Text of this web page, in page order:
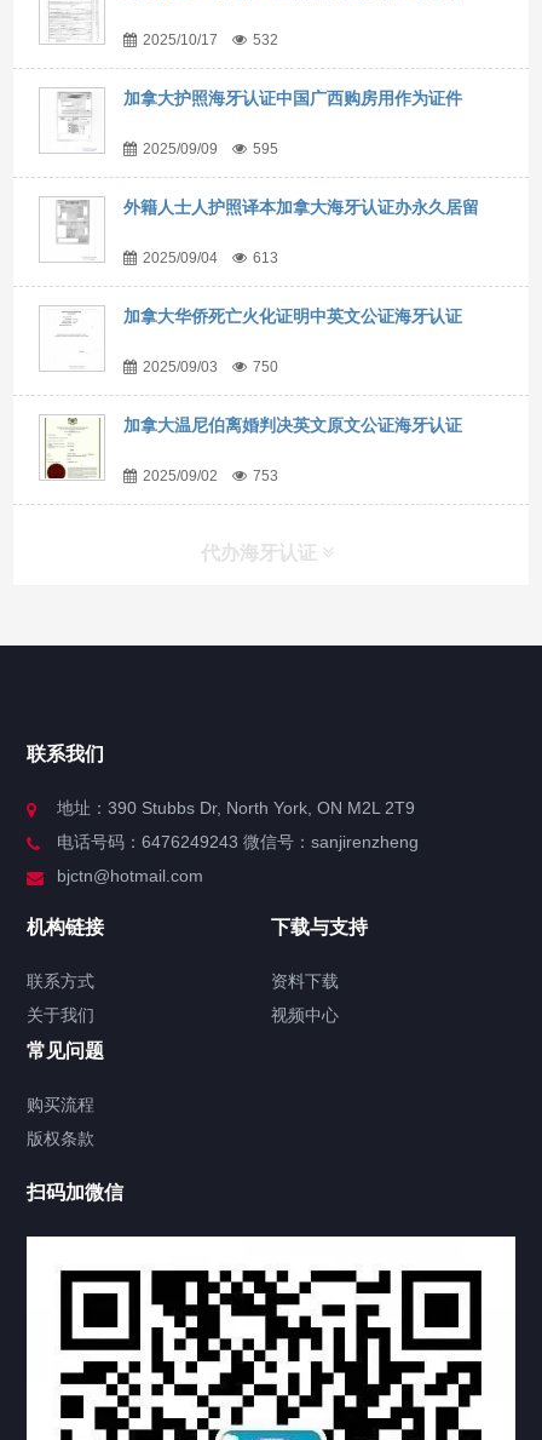
2025/10/17 532
加拿大护照海牙认证中国广西购房用作为证件
2025/09/09 595
外籍人士人护照译本加拿大海牙认证办永久居留
2025/09/04 613
加拿大华侨死亡火化证明中英文公证海牙认证
2025/09/03 750
加拿大温尼伯离婚判决英文原文公证海牙认证
2025/09/02 753
代办海牙认证
服务分类
签署类文件海牙认证程序费用
中国公证处海牙认证
热门标签 TAG
联系我们
地址：390 Stubbs Dr, North York, ON M2L 2T9
电话号码：6476249243 微信号：sanjirenzheng
bjctn@hotmail.com
机构链接
联系方式
关于我们
下载与支持
资料下载
视频中心
常见问题
购买流程
版权条款
扫码加微信